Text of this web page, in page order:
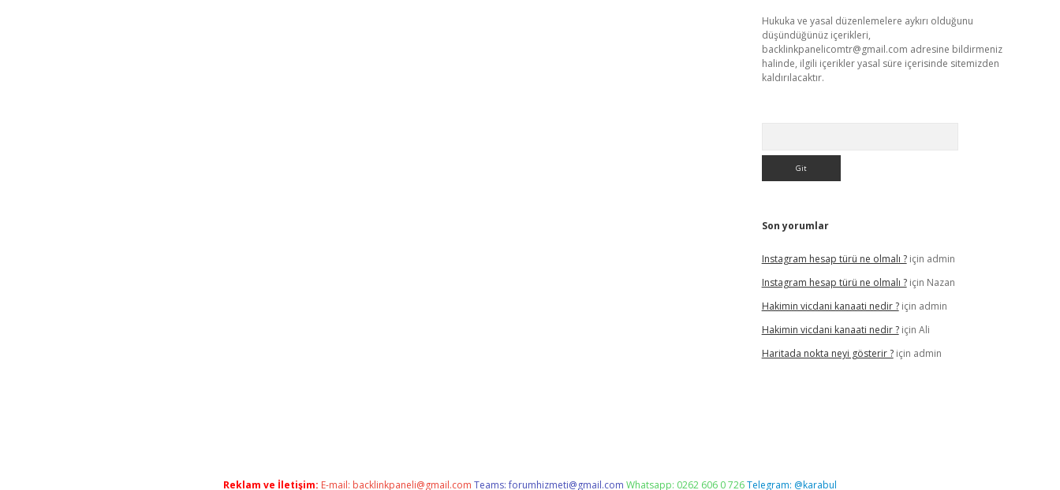
Hukuka ve yasal düzenlemelere aykırı olduğunu
düşündüğünüz içerikleri,
backlinkpanelicomtr@gmail.com adresine bildirmeniz
halinde, ilgili içerikler yasal süre içerisinde sitemizden
kaldırılacaktır.
Son yorumlar
Instagram hesap türü ne olmalı ?için admin
Instagram hesap türü ne olmalı ?için Nazan
Hakimin vicdani kanaati nedir ?için admin
Hakimin vicdani kanaati nedir ?için Ali
Haritada nokta neyi gösterir ?için admin
Reklam ve İletişim: E-mail: backlinkpaneli@gmail.com Teams:forumhizmeti@gmail.com Whatsapp: 0262 606 0 726Telegram: @karabul